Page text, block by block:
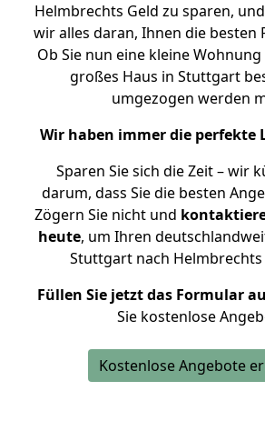
Helmbrechts Geld zu sparen,
wir alles daran, Ihnen die besten
Ob Sie nun eine kleine
großes Haus in Stuttgart
umgezogen werden
Wir haben immer die perfekte
Sparen Sie sich die Zeit – wir
darum, dass Sie die besten
Zögern Sie nicht und
heute, um Ihren
Stuttgart nach Helmbrechts
Füllen Sie jetzt das Formular
Sie kostenlose
Kostenlose Angebote